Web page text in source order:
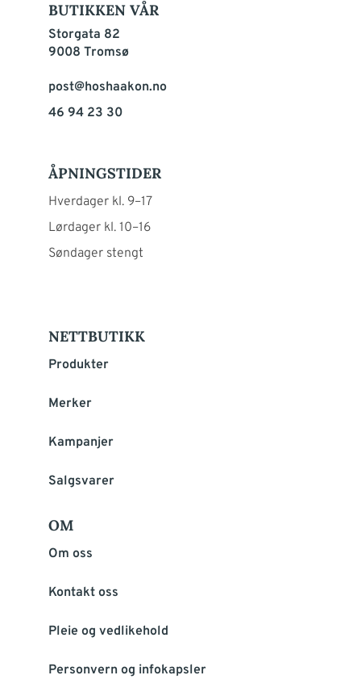
BUTIKKEN VÅR
Storgata 82
9008 Tromsø
post@hoshaakon.no
46 94 23 30
ÅPNINGSTIDER
Hverdager kl. 9–17
Lørdager kl. 10–16
Søndager stengt
NETTBUTIKK
Produkter
Merker
Kampanjer
Salgsvarer
OM
Om oss
Kontakt oss
Pleie og vedlikehold
Personvern og infokapsler